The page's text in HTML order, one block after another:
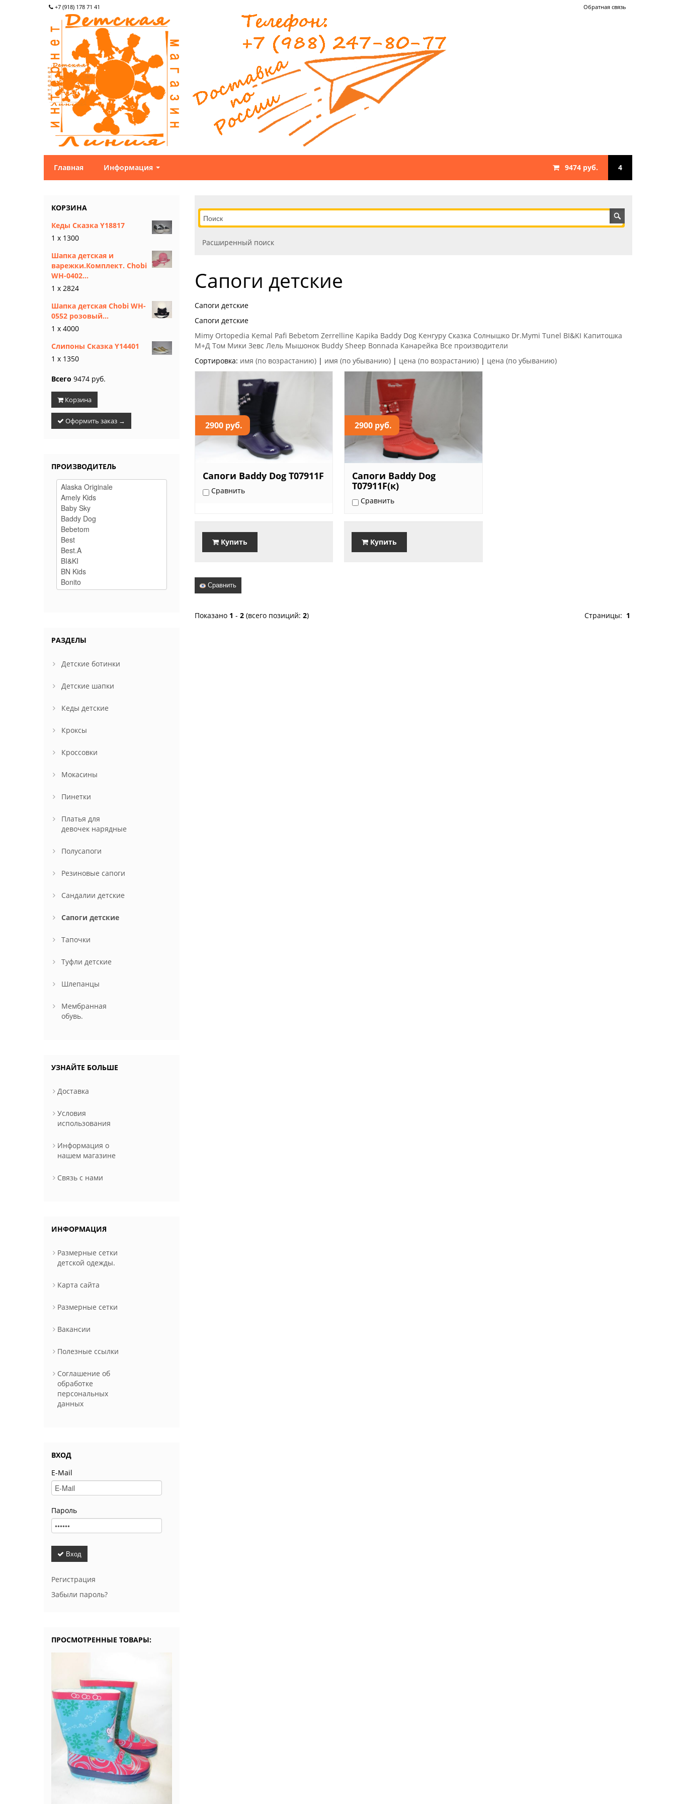
+7 (918) 178 71 41 Обратная связь
Главная Информация 4
9474 руб.
Расширенный поиск
Сапоги детские
Сапоги детские
Сапоги детские
Mimy Ortopedia Kemal Pafi Bebetom Zerrelline Kapika Baddy Dog Кенгуру Сказка Солнышко Dr.Mymi Tunel BI&KI Капитошка
М+Д Том Мики Зевс Лель Мышонок Buddy Sheep Bonnada Канарейка Все производители
Сортировка: имя (по возрастанию) | имя (по убыванию) | цена (по возрастанию) | цена (по убыванию)
2900 руб.
Сапоги Baddy Dog Т07911F
Сравнить
Купить
2900 руб.
Сапоги Baddy Dog
T07911F(к)
Сравнить
Купить
Сравнить
Страницы: 1
Показано 1 -2 (всего позиций:2)
КОРЗИНА
Кеды Сказка Y18817
1 x 1300
Шапка детская и
варежки.Комплект. Chobi
WH-0402...
1 x 2824
Шапка детская Chobi WH-
0552 розовый...
1 x 4000
Слипоны Сказка Y14401
1 x 1350
Всего 9474 руб.
Корзина
Оформить заказ →
ПРОИЗВОДИТЕЛЬ
РАЗДЕЛЫ
Детские ботинки
Детские шапки
Кеды детские
Кроксы
Кроссовки
Мокасины
Пинетки
Платья для
девочек нарядные
Полусапоги
Резиновые сапоги
Сандалии детские
Сапоги детские
Тапочки
Туфли детские
Шлепанцы
Мембранная
обувь.
УЗНАЙТЕ БОЛЬШЕ
Доставка
Условия
использования
Информация о
нашем магазине
Связь с нами
ИНФОРМАЦИЯ
Размерные сетки
детской одежды.
Карта сайта
Размерные сетки
Вакансии
Полезные ссылки
Соглашение об
обработке
персональных
данных
ВХОД
E-Mail
Пароль
Вход
Регистрация
Забыли пароль?
ПРОСМОТРЕННЫЕ ТОВАРЫ: